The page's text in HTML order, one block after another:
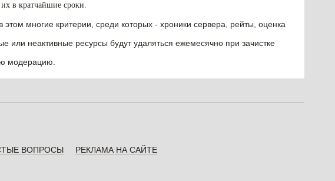
в кратчайшие сроки.
многие критерии, среди которых - хроники сервера, рейты, оценка
или неактивные ресурсы будут удаляться ежемесячно при зачистке
модерацию.
ВОПРОСЫ РЕКЛАМА НА САЙТЕ